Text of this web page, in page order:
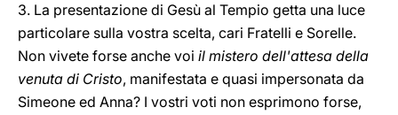
3. La presentazione di Gesù al Tempio getta una luce
particolare sulla vostra scelta, cari Fratelli e Sorelle.
Non vivete forse anche voi il mistero dell'attesa della
venuta di Cristo, manifestata e quasi impersonata da
Simeone ed Anna? I vostri voti non esprimono forse,